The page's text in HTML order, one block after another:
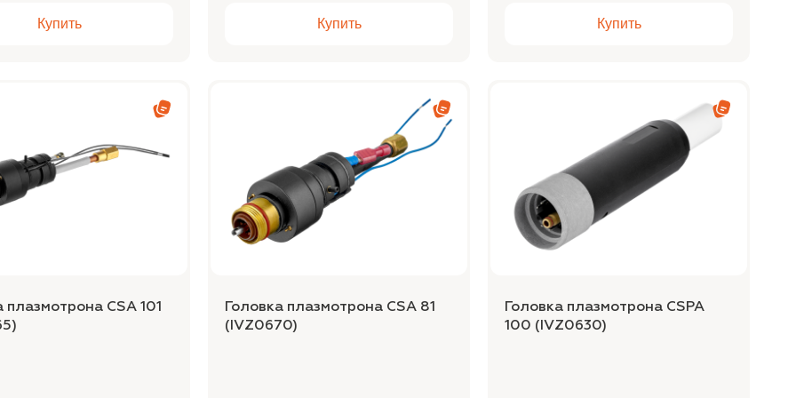
Купить Купить Купить
плазмотрона CSA 101
Головка плазмотрона CSA 81
(IVZ0670)
Головка плазмотрона CSPA
100 (IVZ0630)